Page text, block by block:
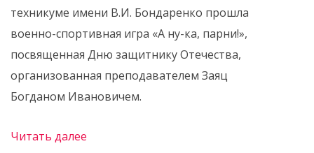
техникуме имени В.И. Бондаренко прошла
военно-спортивная игра «А ну-ка, парни!»,
посвященная Дню защитнику Отечества,
организованная преподавателем Заяц
Богданом Ивановичем.
Читать далее